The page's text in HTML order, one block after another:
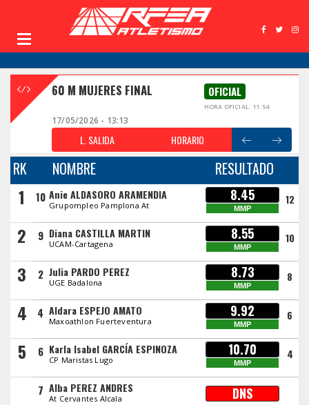
60 M MUJERES FINAL OFICIAL
HORA OFICIAL: 11:54
17/05/2026 - 13:13
L. SALIDA HORARIO
RK NOMBRE RESULTADO
1 10 Anie ALDASORO ARAMENDIA
Grupompleo Pamplona At
8.45
MMP
12
2 9 Diana CASTILLA MARTIN
UCAM-Cartagena
8.55
MMP
10
3 2 Julia PARDO PEREZ
UGE Badalona
8.73
MMP
8
4 4 Aldara ESPEJO AMATO
Maxoathlon Fuerteventura
9.92
MMP
6
5 6 Karla Isabel GARCÍA ESPINOZA
CP Maristas Lugo
10.70
MMP
4
7 Alba PEREZ ANDRES
At Cervantes Alcala DNS